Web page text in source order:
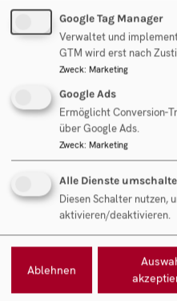
Mag. Rudolf Fantl
Geschäftsführung
Google Tag Manager
Verwaltet und
GTM wird erst nach
Zweck: Marketing
Google Ads
Ermöglicht Conversion-
über Google Ads.
Zweck: Marketing
Alle Dienste
Diesen Schalter nutzen,
aktivieren/deaktivieren.
Ablehnen